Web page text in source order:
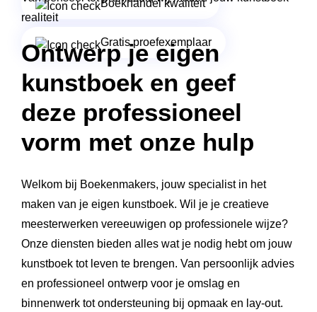
Boekhandel kwaliteit
Gratis proefexemplaar
realiteit
Ontwerp je eigen
kunstboek en geef
deze professioneel
vorm met onze hulp
Welkom bij Boekenmakers, jouw specialist in het
maken van je eigen kunstboek. Wil je je creatieve
meesterwerken vereeuwigen op professionele wijze?
Onze diensten bieden alles wat je nodig hebt om jouw
kunstboek tot leven te brengen. Van persoonlijk advies
en professioneel ontwerp voor je omslag en
binnenwerk tot ondersteuning bij opmaak en lay-out.